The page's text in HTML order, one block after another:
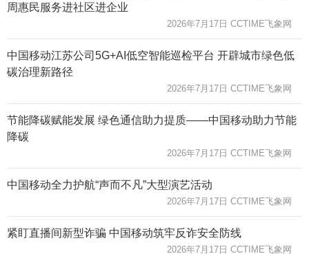
周惠民服务进社区进企业
2026年7月17日 CCTIME飞象网
中国移动江苏公司5G+AI低空智能巡检平台 开辟城市绿色低
碳治理新路径
2026年7月17日 CCTIME飞象网
节能降碳赋能发展 绿色通信助力提质——中国移动助力节能
降碳
2026年7月17日 CCTIME飞象网
中国移动全力护航“声而不凡”大型演艺活动
2026年7月17日 CCTIME飞象网
紧盯直播间新型诈骗 中国移动筑牢反诈安全防线
2026年7月17日 CCTIME飞象网